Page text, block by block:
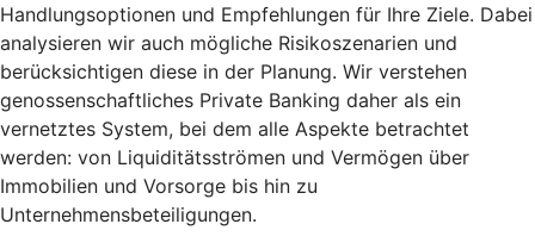
Handlungsoptionen und Empfehlungen für Ihre Ziele. Dabei
analysieren wir auch mögliche Risikoszenarien und
berücksichtigen diese in der Planung. Wir verstehen
genossenschaftliches Private Banking daher als ein
vernetztes System, bei dem alle Aspekte betrachtet
werden: von Liquiditätsströmen und Vermögen über
Immobilien und Vorsorge bis hin zu
Unternehmensbeteiligungen.